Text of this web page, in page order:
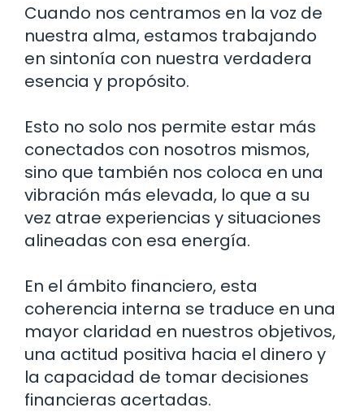
Cuando nos centramos en la voz de
nuestra alma, estamos trabajando
en sintonía con nuestra verdadera
esencia y propósito.
Esto no solo nos permite estar más
conectados con nosotros mismos,
sino que también nos coloca en una
vibración más elevada, lo que a su
vez atrae experiencias y situaciones
alineadas con esa energía.
En el ámbito financiero, esta
coherencia interna se traduce en una
mayor claridad en nuestros objetivos,
una actitud positiva hacia el dinero y
la capacidad de tomar decisiones
financieras acertadas.